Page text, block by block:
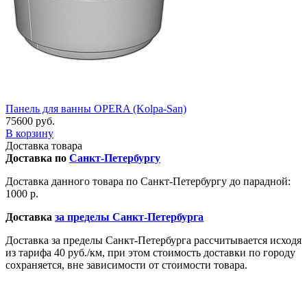
Панель для ванны OPERA (Kolpa-San)
75600 руб.
В корзину
Доставка товара
Доставка по Санкт-Петербургу
Доставка данного товара по Санкт-Петербургу до парадной:
1000 р.
Доставка за пределы Санкт-Петербурга
Доставка за пределы Санкт-Петербурга рассчитывается исходя
из тарифа 40 руб./км, при этом стоимость доставки по городу
сохраняется, вне зависимости от стоимости товара.